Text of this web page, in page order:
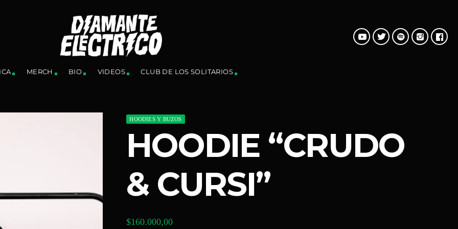
MERCH BIO VIDEOS CLUB DE LOS SOLITARIOS
HOODIES Y BUZOS
HOODIE “CRUDO
& CURSI”
$160.000,00